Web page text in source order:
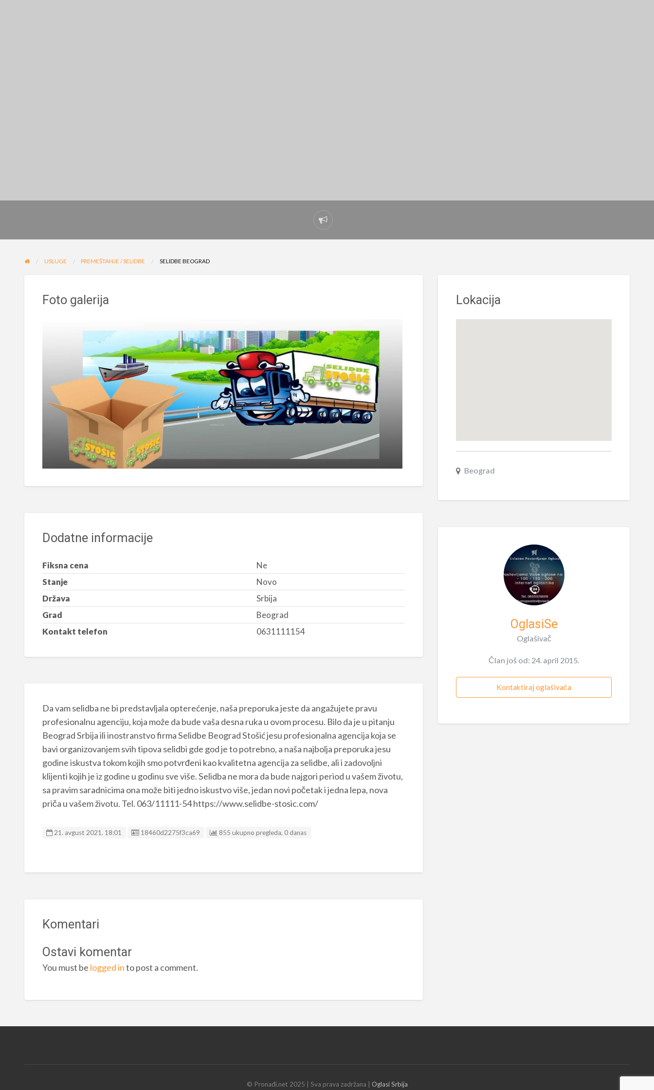
Prijavi
problem
USLUGE PREMEŠTANJE / SELIDBE SELIDBE BEOGRAD
Foto galerija
Dodatne informacije
Fiksna cena
Ne
Stanje
Novo
Država
Srbija
Grad
Beograd
Kontakt telefon
0631111154
Da vam selidba ne bi predstavljala opterećenje, naša preporuka jeste da angažujete pravu
profesionalnu agenciju, koja može da bude vaša desna ruka u ovom procesu. Bilo da je u pitanju
Beograd Srbija ili inostranstvo firma Selidbe Beograd Stošić jesu profesionalna agencija koja se
bavi organizovanjem svih tipova selidbi gde god je to potrebno, a naša najbolja preporuka jesu
godine iskustva tokom kojih smo potvrđeni kao kvalitetna agencija za selidbe, ali i zadovoljni
klijenti kojih je iz godine u godinu sve više. Selidba ne mora da bude najgori period u vašem životu,
sa pravim saradnicima ona može biti jedno iskustvo više, jedan novi početak i jedna lepa, nova
priča u vašem životu. Tel. 063/11111-54 https://www.selidbe-stosic.com/
21. avgust 2021. 18:01 Listing ID
18460d2275f3ca69 855 ukupno pregleda, 0 danas
Komentari
Ostavi komentar
You must be logged into post a comment.
Lokacija
Beograd
OglasiSe
Oglašivač
Član još od: 24. april 2015.
Kontaktiraj oglašivača
© Pronađi.net 2025 | Sva prava zadržana | Oglasi Srbija